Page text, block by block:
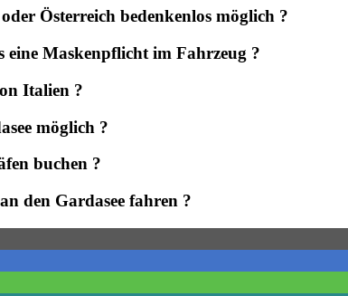
Österreich bedenkenlos möglich ?
Maskenpflicht im Fahrzeug ?
Italien ?
möglich ?
buchen ?
den Gardasee fahren ?